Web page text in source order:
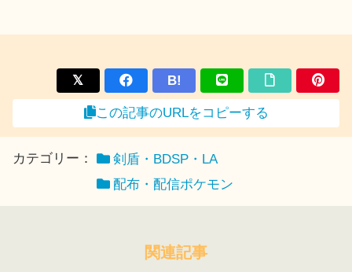
B!
この記事のURLをコピーする
カテゴリー：
剣盾・BDSP・LA
配布・配信ポケモン
関連記事